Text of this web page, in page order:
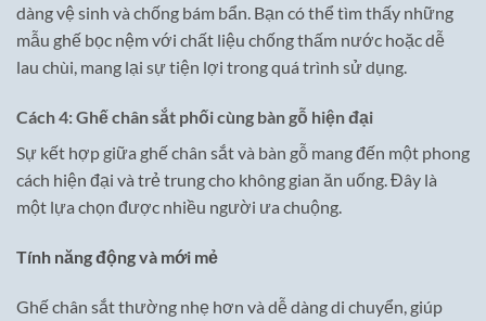
dàng vệ sinh và chống bám bẩn. Bạn có thể tìm thấy những
mẫu ghế bọc nệm với chất liệu chống thấm nước hoặc dễ
lau chùi, mang lại sự tiện lợi trong quá trình sử dụng.
Cách 4: Ghế chân sắt phối cùng bàn gỗ hiện đại
Sự kết hợp giữa ghế chân sắt và bàn gỗ mang đến một phong
cách hiện đại và trẻ trung cho không gian ăn uống. Đây là
một lựa chọn được nhiều người ưa chuộng.
Tính năng động và mới mẻ
Ghế chân sắt thường nhẹ hơn và dễ dàng di chuyển, giúp